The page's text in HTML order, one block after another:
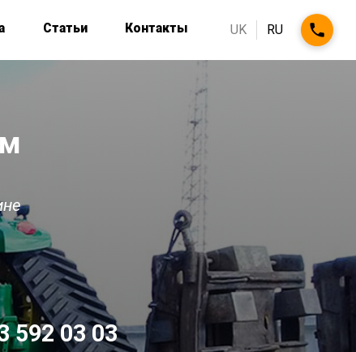
Статьи Контакты UK RU
592 03 03